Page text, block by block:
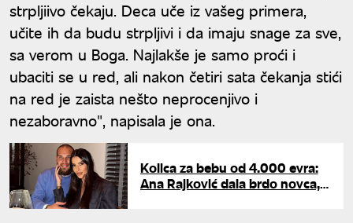
strpljiivo čekaju. Deca uče iz vašeg primera,
učite ih da budu strpljivi i da imaju snage za sve,
sa verom u Boga. Najlakše je samo proći i
ubaciti se u red, ali nakon četiri sata čekanja stići
na red je zaista nešto neprocenjivo i
nezaboravno", napisala je ona.
Kolica za bebu od 4.000 evra:
Ana Rajković dala brdo novca,